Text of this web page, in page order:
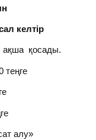
қосады.
теңге
алу»